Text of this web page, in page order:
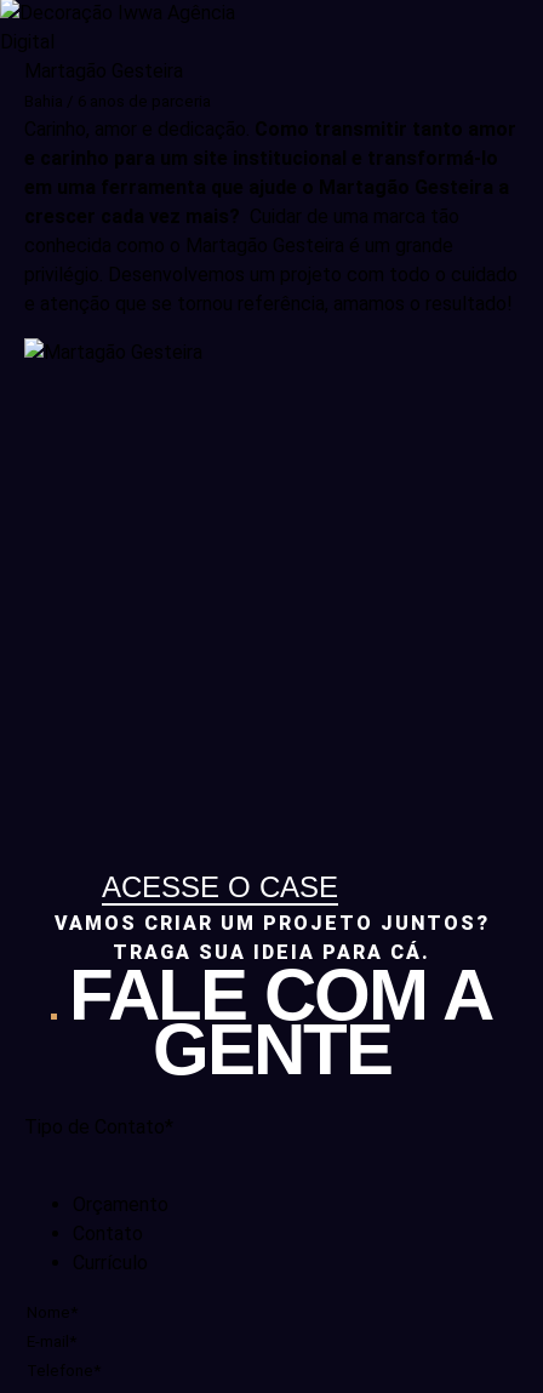
Martagão Gesteira
Bahia / 6 anos de parceria
Carinho, amor e dedicação. Como transmitir tanto amor
e carinho para um site institucional e transformá-lo
em uma ferramenta que ajude o Martagão Gesteira a
crescer cada vez mais? Cuidar de uma marca tão
conhecida como o Martagão Gesteira é um grande
privilégio. Desenvolvemos um projeto com todo o cuidado
e atenção que se tornou referência, amamos o resultado!
ACESSE O CASE
VAMOS CRIAR UM PROJETO JUNTOS?
TRAGA SUA IDEIA PARA CÁ.
FALE COM A
GENTE
Tipo de Contato*
Orçamento
Contato
Currículo